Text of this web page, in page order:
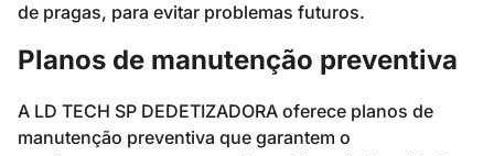
de pragas, para evitar problemas futuros.
Planos de manutenção preventiva
A LD TECH SP DEDETIZADORA oferece planos de
manutenção preventiva que garantem o